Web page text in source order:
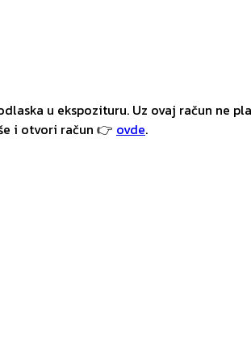
u ekspozituru. Uz ovaj račun ne
i otvori račun 👉 ovde.